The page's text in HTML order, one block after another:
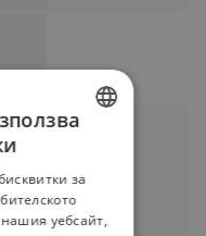
Class G
за
уебсайт,